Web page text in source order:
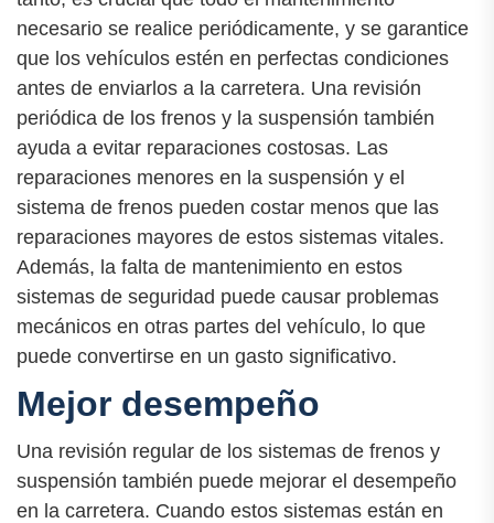
necesario se realice periódicamente, y se garantice
que los vehículos estén en perfectas condiciones
antes de enviarlos a la carretera. Una revisión
periódica de los frenos y la suspensión también
ayuda a evitar reparaciones costosas. Las
reparaciones menores en la suspensión y el
sistema de frenos pueden costar menos que las
reparaciones mayores de estos sistemas vitales.
Además, la falta de mantenimiento en estos
sistemas de seguridad puede causar problemas
mecánicos en otras partes del vehículo, lo que
puede convertirse en un gasto significativo.
Mejor desempeño
Una revisión regular de los sistemas de frenos y
suspensión también puede mejorar el desempeño
en la carretera. Cuando estos sistemas están en